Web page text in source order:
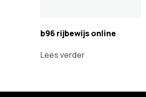
b96 rijbewijs online
Lees verder